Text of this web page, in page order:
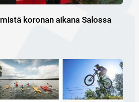
koronan aikana Salossa